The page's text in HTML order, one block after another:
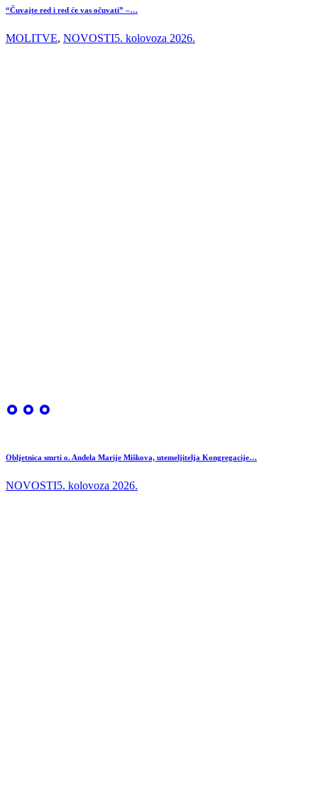
“Čuvajte red i red će vas očuvati” –…
MOLITVE, NOVOSTI5. kolovoza 2026.
Obljetnica smrti o. Anđela Marije Miškova, utemeljitelja Kongregacije…
NOVOSTI5. kolovoza 2026.